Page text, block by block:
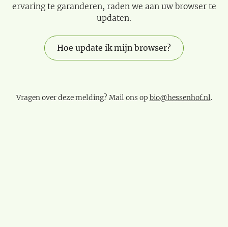
ervaring te garanderen, raden we aan uw browser te
updaten.
Hoe update ik mijn browser?
Vragen over deze melding? Mail ons op bio@hessenhof.nl.